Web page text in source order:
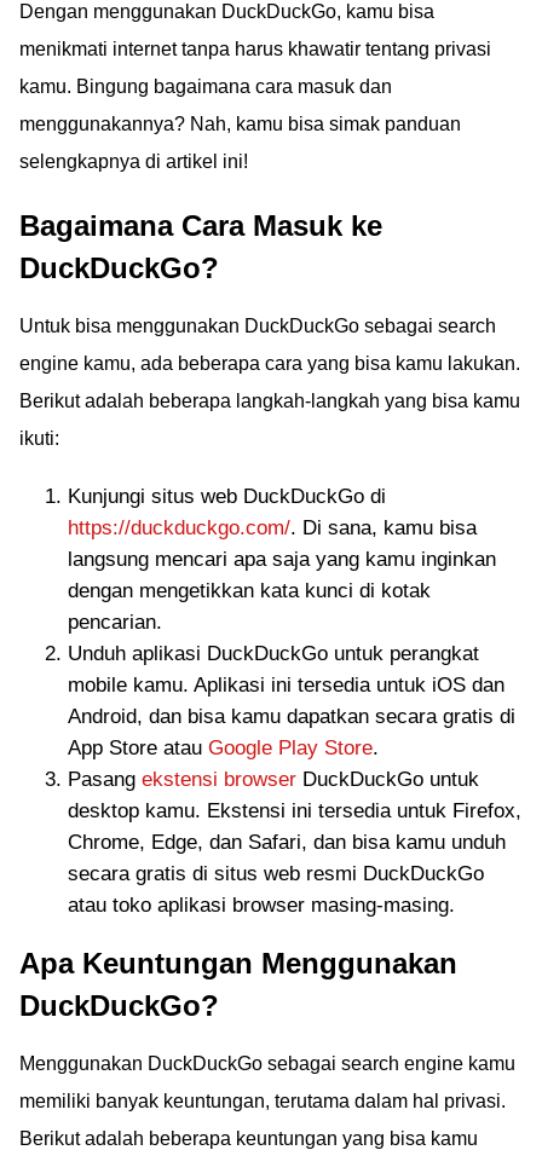
Dengan menggunakan DuckDuckGo, kamu bisa
menikmati internet tanpa harus khawatir tentang privasi
kamu. Bingung bagaimana cara masuk dan
menggunakannya? Nah, kamu bisa simak panduan
selengkapnya di artikel ini!
Bagaimana Cara Masuk ke
DuckDuckGo?
Untuk bisa menggunakan DuckDuckGo sebagai search
engine kamu, ada beberapa cara yang bisa kamu lakukan.
Berikut adalah beberapa langkah-langkah yang bisa kamu
ikuti:
Kunjungi situs web DuckDuckGo di
https://duckduckgo.com/. Di sana, kamu bisa
langsung mencari apa saja yang kamu inginkan
dengan mengetikkan kata kunci di kotak
pencarian.
Unduh aplikasi DuckDuckGo untuk perangkat
mobile kamu. Aplikasi ini tersedia untuk iOS dan
Android, dan bisa kamu dapatkan secara gratis di
App Store atau Google Play Store.
Pasang ekstensi browser DuckDuckGo untuk
desktop kamu. Ekstensi ini tersedia untuk Firefox,
Chrome, Edge, dan Safari, dan bisa kamu unduh
secara gratis di situs web resmi DuckDuckGo
atau toko aplikasi browser masing-masing.
Apa Keuntungan Menggunakan
DuckDuckGo?
Menggunakan DuckDuckGo sebagai search engine kamu
memiliki banyak keuntungan, terutama dalam hal privasi.
Berikut adalah beberapa keuntungan yang bisa kamu